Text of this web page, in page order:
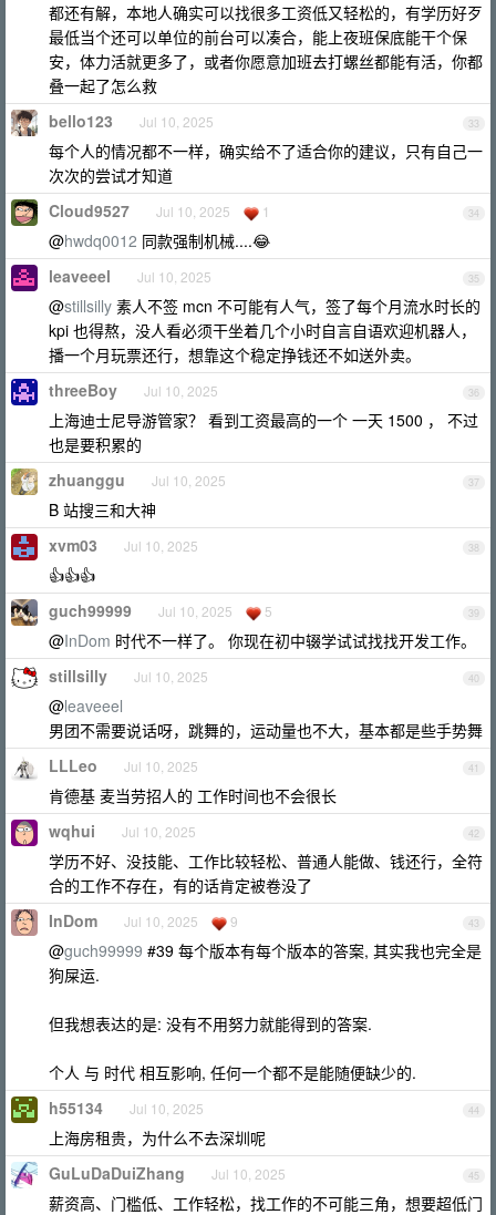
都还有解，本地人确实可以找很多工资低又轻松的，有学历好歹
最低当个还可以单位的前台可以凑合，能上夜班保底能干个保
安，体力活就更多了，或者你愿意加班去打螺丝都能有活，你都
叠一起了怎么救
33
bello123 Jul 10, 2025
每个人的情况都不一样，确实给不了适合你的建议，只有自己一
次次的尝试才知道
34
Cloud9527 Jul 10, 2025 1
@hwdq0012 同款强制机械....😂
35
leaveeel Jul 10, 2025
@stillsilly 素人不签 mcn 不可能有人气，签了每个月流水时长的
kpi 也得熬，没人看必须干坐着几个小时自言自语欢迎机器人，
播一个月玩票还行，想靠这个稳定挣钱还不如送外卖。
36
threeBoy Jul 10, 2025
上海迪士尼导游管家？ 看到工资最高的一个 一天 1500 ， 不过
也是要积累的
37
zhuanggu Jul 10, 2025
B 站搜三和大神
38
xvm03 Jul 10, 2025
👍👍👍
39
guch99999 Jul 10, 2025 5
@InDom 时代不一样了。 你现在初中辍学试试找找开发工作。
40
stillsilly Jul 10, 2025
@leaveeel
男团不需要说话呀，跳舞的，运动量也不大，基本都是些手势舞
41
LLLeo Jul 10, 2025
肯德基 麦当劳招人的 工作时间也不会很长
42
wqhui Jul 10, 2025
学历不好、没技能、工作比较轻松、普通人能做、钱还行，全符
合的工作不存在，有的话肯定被卷没了
43
InDom Jul 10, 2025 9
@guch99999 #39 每个版本有每个版本的答案, 其实我也完全是
狗屎运.
但我想表达的是: 没有不用努力就能得到的答案.
个人 与 时代 相互影响, 任何一个都不是能随便缺少的.
44
h55134 Jul 10, 2025
上海房租贵，为什么不去深圳呢
45
GuLuDaDuiZhang Jul 10, 2025
薪资高、门槛低、工作轻松，找工作的不可能三角，想要超低门